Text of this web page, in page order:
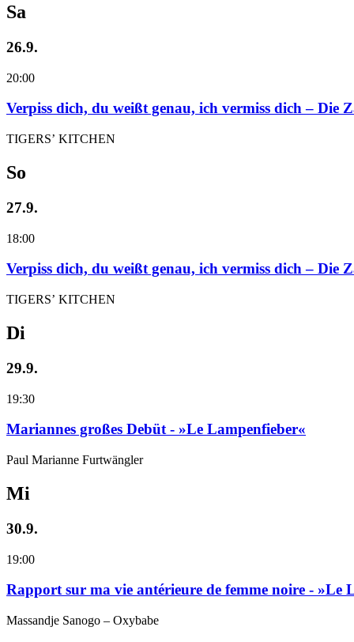
Sa
26.9.
20:00
Verpiss dich, du weißt genau, ich vermiss dich – Die
TIGERS’ KITCHEN
So
27.9.
18:00
Verpiss dich, du weißt genau, ich vermiss dich – Die
TIGERS’ KITCHEN
Di
29.9.
19:30
Mariannes großes Debüt - »Le Lampenfieber«
Paul Marianne Furtwängler
Mi
30.9.
19:00
Rapport sur ma vie antérieure de femme noire - »Le
Massandje Sanogo – Oxybabe